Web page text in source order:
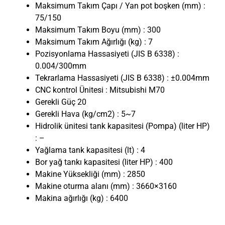
Maksimum Takım Çapı / Yan pot boşken (mm) :
75/150
Maksimum Takım Boyu (mm) : 300
Maksimum Takım Ağırlığı (kg) : 7
Pozisyonlama Hassasiyeti (JIS B 6338) :
0.004/300mm
Tekrarlama Hassasiyeti (JIS B 6338) : ±0.004mm
CNC kontrol Ünitesi : Mitsubishi M70
Gerekli Güç 20
Gerekli Hava (kg/cm2) : 5~7
Hidrolik ünitesi tank kapasitesi (Pompa) (liter HP)
: –
Yağlama tank kapasitesi (lt) : 4
Bor yağ tankı kapasitesi (liter HP) : 400
Makine Yüksekliği (mm) : 2850
Makine oturma alanı (mm) : 3660×3160
Makina ağırlığı (kg) : 6400